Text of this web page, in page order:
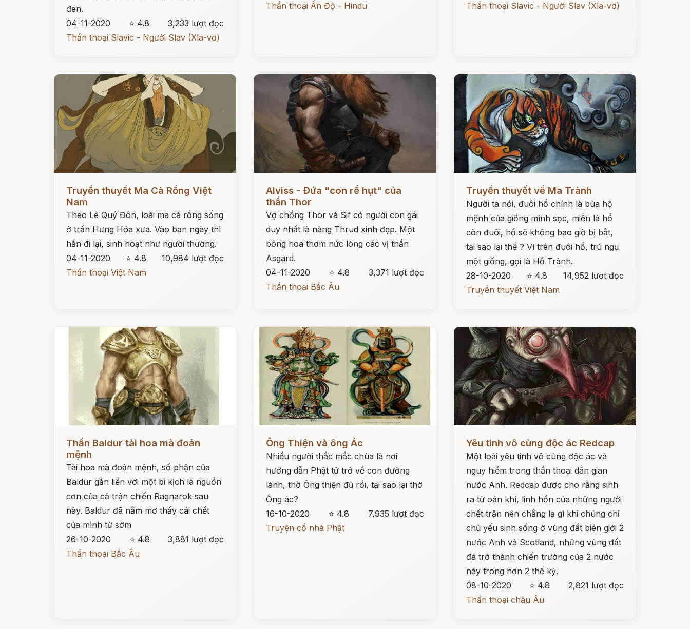
đen.
04-11-2020
⭐ 4.8
3,233 lượt đọc
Thần thoại Slavic - Người Slav (Xla-vơ)
Thần thoại Ấn Độ - Hindu
Thần thoại Slavic - Người Slav (Xla-vơ)
Đọc ngay
Truyền thuyết Ma Cà Rồng Việt
Nam
Theo Lê Quý Đôn, loài ma cà rồng sống
ở trấn Hưng Hóa xưa. Vào ban ngày thì
hắn đi lại, sinh hoạt như người thường.
04-11-2020
⭐ 4.8
10,984 lượt đọc
Thần thoại Việt Nam
Alviss - Đứa "con rể hụt" của
thần Thor
Vợ chồng Thor và Sif có người con gái
duy nhất là nàng Thrud xinh đẹp. Một
bông hoa thơm nức lòng các vị thần
Asgard.
04-11-2020
⭐ 4.8
3,371 lượt đọc
Thần thoại Bắc Âu
Đọc ngay
Truyền thuyết về Ma Trành
Người ta nói, đuôi hổ chính là bùa hộ
mệnh của giống mình sọc, miễn là hổ
còn đuôi, hổ sẽ không bao giờ bị bắt,
tại sao lại thế ? Vì trên đuôi hổ, trú ngụ
một giống, gọi là Hổ Trành.
28-10-2020
⭐ 4.8
14,952 lượt đọc
Truyền thuyết Việt Nam
Đọc ngay
Thần Baldur tài hoa mà đoản
mệnh
Tài hoa mà đoản mệnh, số phận của
Baldur gắn liền với một bi kịch là nguồn
cơn của cả trận chiến Ragnarok sau
này. Baldur đã nằm mơ thấy cái chết
của mình từ sớm
26-10-2020
⭐ 4.8
3,881 lượt đọc
Thần thoại Bắc Âu
Đọc ngay
Ông Thiện và ông Ác
Nhiều người thắc mắc chùa là nơi
hướng dẫn Phật tử trở về con đường
lành, thờ Ông thiện đủ rồi, tại sao lại thờ
Ông ác?
16-10-2020
⭐ 4.8
7,935 lượt đọc
Truyện cổ nhà Phật
Yêu tinh vô cùng độc ác Redcap
Một loài yêu tinh vô cùng độc ác và
nguy hiểm trong thần thoại dân gian
nước Anh. Redcap được cho rằng sinh
ra từ oán khí, linh hồn của những người
chết trận nên chẳng lạ gì khi chúng chỉ
chủ yếu sinh sống ở vùng đất biên giới 2
nước Anh và Scotland, những vùng đất
đã trở thành chiến trường của 2 nước
này trong hơn 2 thế kỷ.
08-10-2020
⭐ 4.8
2,821 lượt đọc
Thần thoại châu Âu